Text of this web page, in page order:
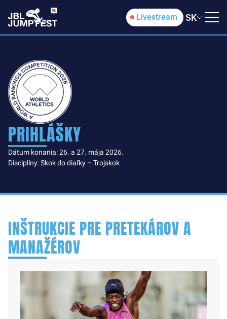
Livestream SK
PRIHLÁŠKY
Dátum konania: 26. a 27. mája 2026.
Disciplíny: Skok do diaľky – Trojskok
INŠTRUKCIE PRE PRETEKÁROV A
MANAŽÉROV